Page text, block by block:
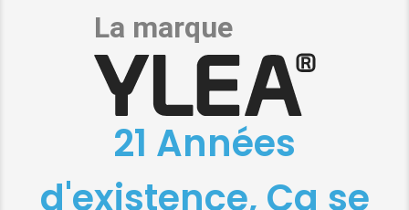
21 Années
d'existence, Ça se